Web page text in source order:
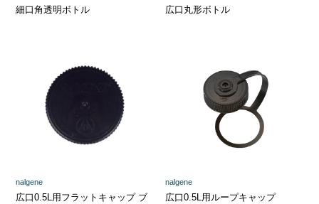
細口角透明ボトル 広口丸形ボトル
nalgene
広口0.5L用フラットキャップ ブ
nalgene
広口0.5L用ループキャップ